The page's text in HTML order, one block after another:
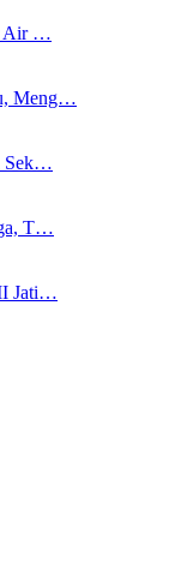
Air …
Meng…
Sek…
T…
Jati…